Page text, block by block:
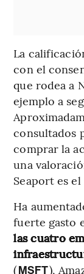
La
con el
que rodea a
ejemplo a
consultados
comprar la
una
Seaport es
Ha
fuerte gasto
las cuatro
(MSFT),